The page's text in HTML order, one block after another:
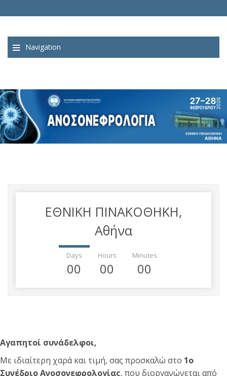
Navigation
ΕΘΝΙΚΗ ΠΙΝΑΚΟΘΗΚΗ,
Αθήνα
Days
00
Hours
00
Minutes
00
Αγαπητοί συνάδελφοι,
Με ιδιαίτερη χαρά και τιμή, σας προσκαλώ στο 1ο
Συνέδριο Ανοσονεφρολογίας, που διοργανώνεται από